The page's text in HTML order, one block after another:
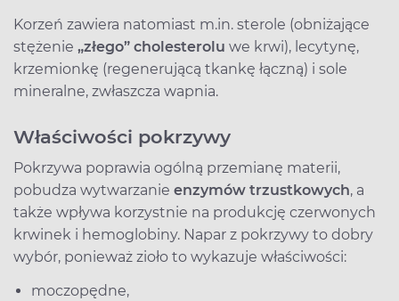
Korzeń zawiera natomiast m.in. sterole (obniżające
stężenie „złego” cholesterolu we krwi), lecytynę,
krzemionkę (regenerującą tkankę łączną) i sole
mineralne, zwłaszcza wapnia.
Właściwości pokrzywy
Pokrzywa poprawia ogólną przemianę materii,
pobudza wytwarzanie enzymów trzustkowych, a
także wpływa korzystnie na produkcję czerwonych
krwinek i hemoglobiny. Napar z pokrzywy to dobry
wybór, ponieważ zioło to wykazuje właściwości:
moczopędne,